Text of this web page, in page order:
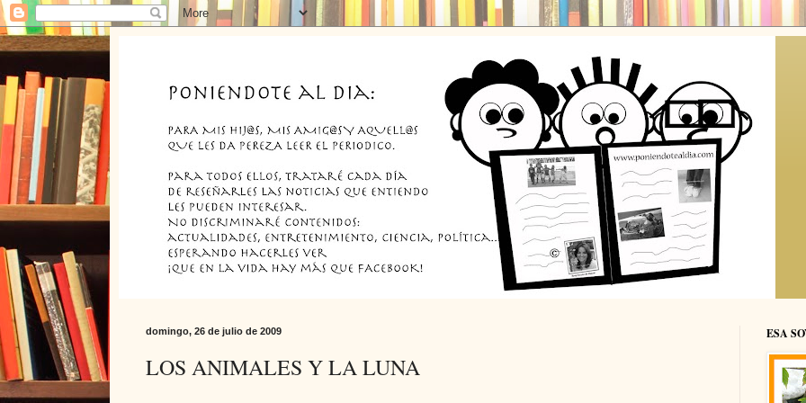
domingo, 26 de julio de 2009
LOS ANIMALES Y LA LUNA
ESA